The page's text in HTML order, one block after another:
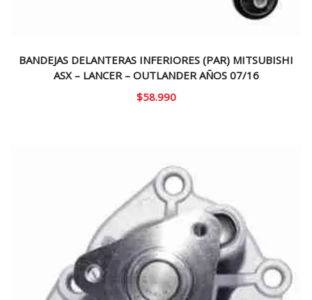
BANDEJAS DELANTERAS INFERIORES (PAR) MITSUBISHI
ASX – LANCER – OUTLANDER AÑOS 07/16
$58.990